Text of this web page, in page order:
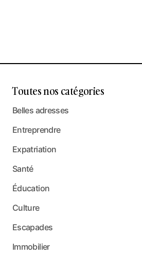
Toutes nos catégories
Belles adresses
Entreprendre
Expatriation
Santé
Éducation
Culture
Escapades
Immobilier